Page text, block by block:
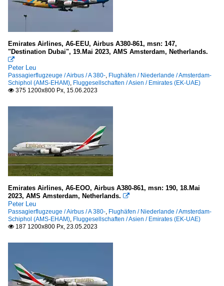
Emirates Airlines, A6-EEU, Airbus A380-861, msn: 147,
"Destination Dubai", 19.Mai 2023, AMS Amsterdam, Netherlands.

Peter Leu
Passagierflugzeuge / Airbus / A 380-, Flughäfen / Niederlande / Amsterdam-
Schiphol (AMS-EHAM), Fluggesellschaften / Asien / Emirates (EK-UAE)
 375 1200x800 Px, 15.06.2023
Emirates Airlines, A6-EOO, Airbus A380-861, msn: 190, 18.Mai
2023, AMS Amsterdam, Netherlands. 
Peter Leu
Passagierflugzeuge / Airbus / A 380-, Flughäfen / Niederlande / Amsterdam-
Schiphol (AMS-EHAM), Fluggesellschaften / Asien / Emirates (EK-UAE)
 187 1200x800 Px, 23.05.2023